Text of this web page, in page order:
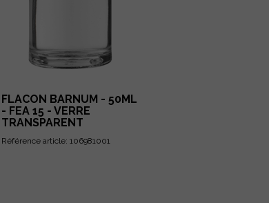
FLACON BARNUM - 50ML
- FEA 15 - VERRE
TRANSPARENT
Référence article: 106981001